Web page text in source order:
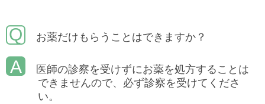
Q お薬だけもらうことはできますか？
A
医師の診察を受けずにお薬を処方することは
できませんので、必ず診察を受けてくださ
い。